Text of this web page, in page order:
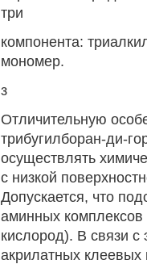
три
компонента:
мономер.
з
Отличительную
трибугилборан-ди-
осуществлять
с низкой
Допускается, что
аминных
кислород). В связи
акрилатных